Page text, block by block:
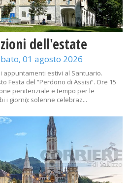
dell'estate
01 agosto 2026
appuntamenti estivi al Santuario.
Festa del “Perdono di Assisi”. Ore 15
penitenziale e tempo per le
i giorni): solenne celebraz...